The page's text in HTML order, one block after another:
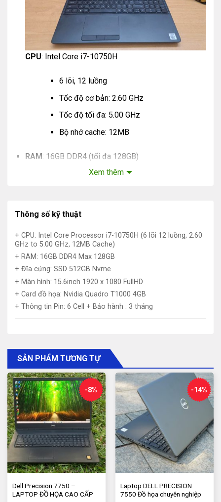
CPU: Intel Core i7-10750H
6 lõi, 12 luồng
Tốc độ cơ bản: 2.60 GHz
Tốc độ tối đa: 5.00 GHz
Bộ nhớ cache: 12MB
RAM: 16GB DDR4 (tối đa 128GB)
Đĩa cứng: SSD 512GB NVMe
Tốc độ truy xuất dữ liệu nhanh, giúp hệ
thống khởi động nhanh chóng và ứng dụng
chạy mượt mà.
Màn hình: 15.6 inch, độ phân giải Full HD (1920 x
1080)
Card đồ họa: Nvidia Quadro T1000 4GB
Card đồ họa chuyên dụng, phù hợp cho các
tác vụ đồ họa chuyên nghiệp và xử lý hình
ảnh.
Dell Precision 7550 là chiếc laptop lý tưởng cho các
chuyên gia trong lĩnh vực thiết kế, đồ họa 3D và các ứng
dụng yêu cầu hiệu suất cao.
Xem thêm
Thông số kỹ thuật
+ CPU: Intel Core Processor i7-10750H (6 lõi 12 luồng, 2.60
GHz to 5.00 GHz, 12MB Cache)
+ RAM: 16GB DDR4 Max 128GB
+ Đĩa cứng: SSD 512GB Nvme
+ Màn hình: 15.6inch 1920 x 1080 FullHD
+ Card đồ họa: Nvidia Quadro T1000 4GB
+ Thông tin Pin: 6 Cell + Bảo hành : 3 tháng
SẢN PHẨM TƯƠNG TỰ
-8%
Dell Precision 7750 –
LAPTOP ĐỒ HỌA CAO CẤP
-14%
Laptop DELL PRECISION
7550 Đồ họa chuyên nghiệp